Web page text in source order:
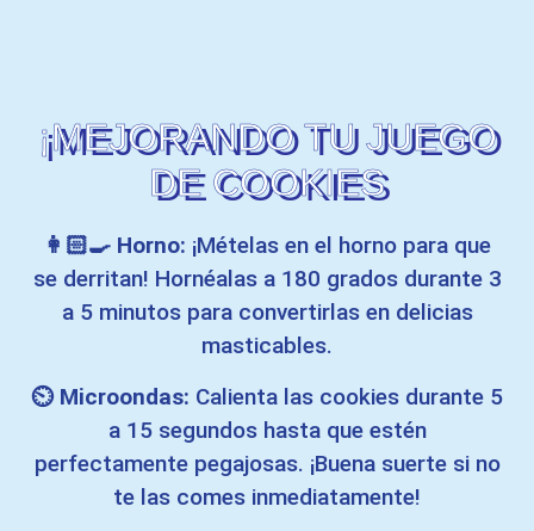
¡MEJORANDO TU JUEGO
DE COOKIES
👩🏻‍🍳 Horno: ¡Mételas en el horno para que
se derritan! Hornéalas a 180 grados durante 3
a 5 minutos para convertirlas en delicias
masticables.
⏲️ Microondas: Calienta las cookies durante 5
a 15 segundos hasta que estén
perfectamente pegajosas. ¡Buena suerte si no
te las comes inmediatamente!